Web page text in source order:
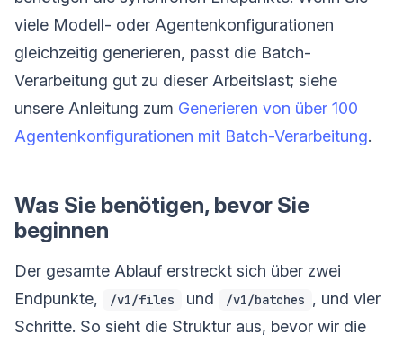
viele Modell- oder Agentenkonfigurationen
gleichzeitig generieren, passt die Batch-
Verarbeitung gut zu dieser Arbeitslast; siehe
unsere Anleitung zum Generieren von über 100
Agentenkonfigurationen mit Batch-Verarbeitung.
Was Sie benötigen, bevor Sie
beginnen
Der gesamte Ablauf erstreckt sich über zwei
Endpunkte,
/v1/files und /v1/batches , und vier
Schritte. So sieht die Struktur aus, bevor wir die